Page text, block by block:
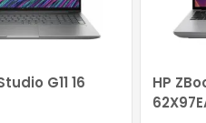
üçün optimal
kiçik sahibkarlar və
G11 16
HP